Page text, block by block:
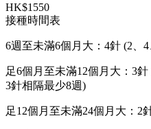
HK$1550
接種時間表
6週至未滿6個月大：4針 (2、
足6個月至未滿12個月大：3
3針相隔最少8週)
足12個月至未滿24個月大：2